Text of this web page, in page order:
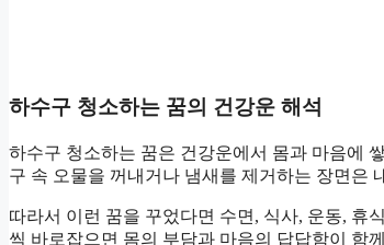
하수구 청소하는 꿈의 건강운 해석
하수구 청소하는 꿈은 건강운에서 몸과 마음에
구 속 오물을 꺼내거나 냄새를 제거하는 장면은
따라서 이런 꿈을 꾸었다면 수면, 식사, 운동, 휴
씩 바로잡으면 몸의 부담과 마음의 답답함이 함